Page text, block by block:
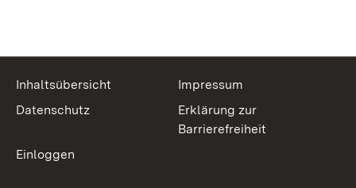
Inhaltsübersicht
Impressum
Datenschutz
Erklärung zur
Barrierefreiheit
Einloggen